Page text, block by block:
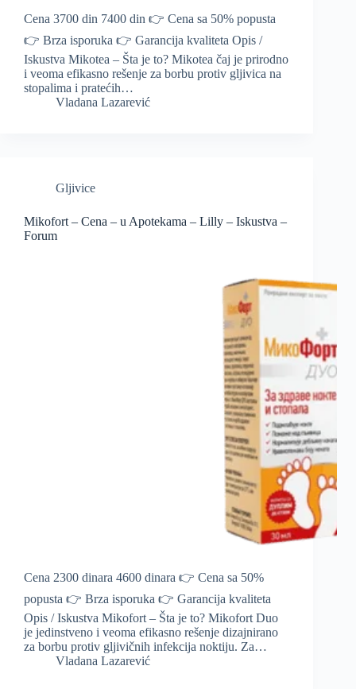
Cena 3700 din 7400 din 👉 Cena sa 50% popusta
👉 Brza isporuka 👉 Garancija kvaliteta Opis /
Iskustva Mikotea – Šta je to? Mikotea čaj je prirodno
i veoma efikasno rešenje za borbu protiv gljivica na
stopalima i pratećih…
Vladana Lazarević
Gljivice
Mikofort – Cena – u Apotekama – Lilly – Iskustva –
Forum
Cena 2300 dinara 4600 dinara 👉 Cena sa 50%
popusta 👉 Brza isporuka 👉 Garancija kvaliteta
Opis / Iskustva Mikofort – Šta je to? Mikofort Duo
je jedinstveno i veoma efikasno rešenje dizajnirano
za borbu protiv gljivičnih infekcija noktiju. Za…
Vladana Lazarević